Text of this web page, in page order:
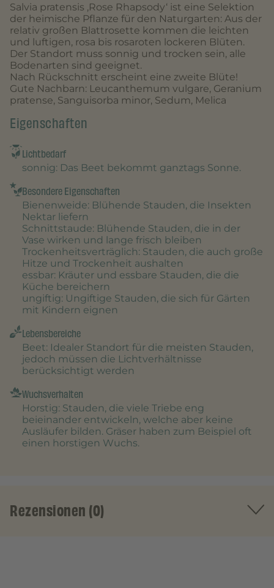
Salvia pratensis ‚Rose Rhapsody‘ ist eine Selektion
der heimische Pflanze für den Naturgarten: Aus der
relativ großen Blattrosette kommen die leichten
und luftigen, rosa bis rosaroten lockeren Blüten.
Der Standort muss sonnig und trocken sein, alle
Bodenarten sind geeignet.
Nach Rückschnitt erscheint eine zweite Blüte!
Gute Nachbarn: Leucanthemum vulgare, Geranium
pratense, Sanguisorba minor, Sedum, Melica
Eigenschaften
Lichtbedarf
sonnig: Das Beet bekommt ganztags Sonne.
Besondere Eigenschaften
Bienenweide: Blühende Stauden, die Insekten
Nektar liefern
Schnittstaude: Blühende Stauden, die in der
Vase wirken und lange frisch bleiben
Trockenheitsverträglich: Stauden, die auch große
Hitze und Trockenheit aushalten
essbar: Kräuter und essbare Stauden, die die
Küche bereichern
ungiftig: Ungiftige Stauden, die sich für Gärten
mit Kindern eignen
Lebensbereiche
Beet: Idealer Standort für die meisten Stauden,
jedoch müssen die Lichtverhältnisse
berücksichtigt werden
Wuchsverhalten
Horstig: Stauden, die viele Triebe eng
beieinander entwickeln, welche aber keine
Ausläufer bilden. Gräser haben zum Beispiel oft
einen horstigen Wuchs.
Rezensionen (0)